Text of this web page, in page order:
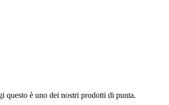
questo è uno dei nostri prodotti di punta.